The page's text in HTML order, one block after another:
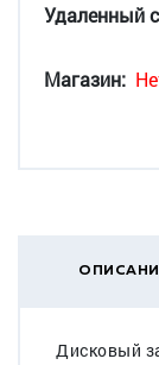
Удаленный
Магазин:
Дисковый